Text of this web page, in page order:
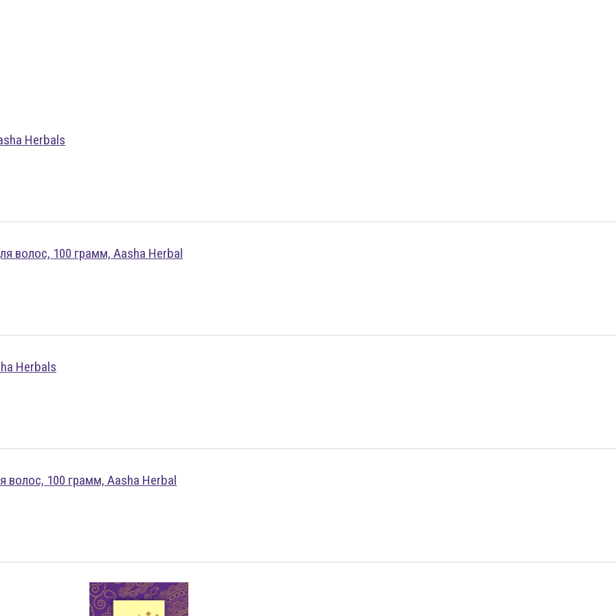
Herbals
волос, 100 грамм, Aasha Herbal
Herbals
волос, 100 грамм, Aasha Herbal